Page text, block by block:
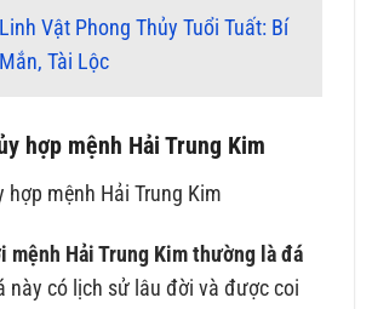
Linh Vật Phong Thủy Tuổi Tuất: Bí
Tài Lộc
hợp mệnh Hải Trung Kim
mệnh Hải Trung Kim
mệnh Hải Trung Kim thường là đá
này có lịch sử lâu đời và được coi